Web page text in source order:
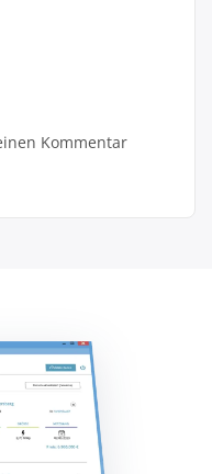
Kommentar